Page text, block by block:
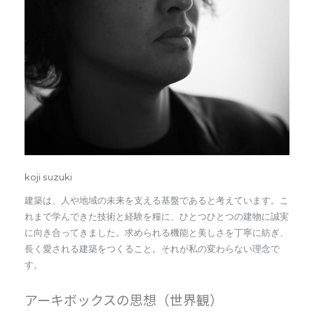
koji suzuki
建築は、人や地域の未来を支える基盤であると考えています。こ
れまで学んできた技術と経験を糧に、ひとつひとつの建物に誠実
に向き合ってきました。求められる機能と美しさを丁寧に紡ぎ、
長く愛される建築をつくること。それが私の変わらない理念で
す。
アーキボックスの思想（世界観）